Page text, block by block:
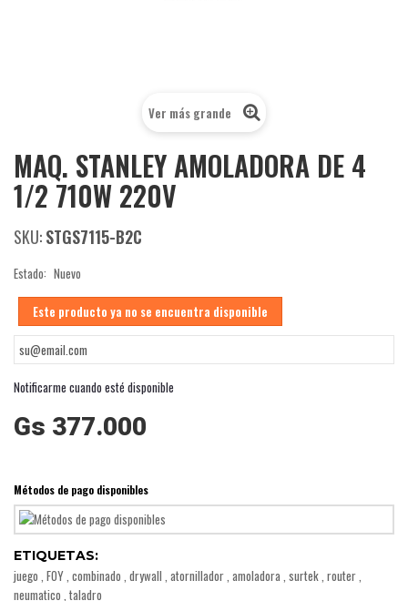
Ver más grande
MAQ. STANLEY AMOLADORA DE 4
1/2 710W 220V
SKU:STGS7115-B2C
Estado: Nuevo
Este producto ya no se encuentra disponible
Notificarme cuando esté disponible
Gs 377.000
Métodos de pago disponibles
ETIQUETAS:
juego FOY combinado drywall atornillador amoladora surtek router
neumatico taladro